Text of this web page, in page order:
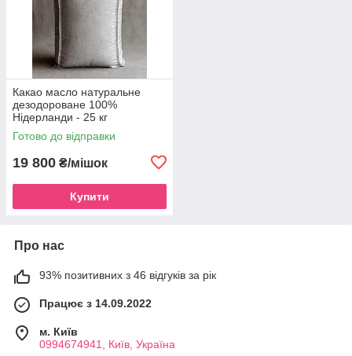
Какао масло натуральне
дезодороване 100%
Нідерланди - 25 кг
Готово до відправки
19 800 ₴/мішок
Купити
Про нас
93% позитивних з 46 відгуків за рік
Працює з 14.09.2022
м. Київ
0994674941, Київ, Україна